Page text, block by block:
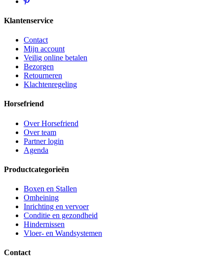
Klantenservice
Contact
Mijn account
Veilig online betalen
Bezorgen
Retourneren
Klachtenregeling
Horsefriend
Over Horsefriend
Over team
Partner login
Agenda
Productcategorieën
Boxen en Stallen
Omheining
Inrichting en vervoer
Conditie en gezondheid
Hindernissen
Vloer- en Wandsystemen
Contact